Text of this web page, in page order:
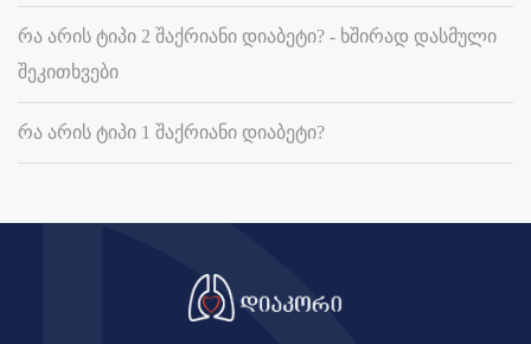
რა არის ტიპი 2 შაქრიანი დიაბეტი? - ხშირად დასმული
შეკითხვები
რა არის ტიპი 1 შაქრიანი დიაბეტი?